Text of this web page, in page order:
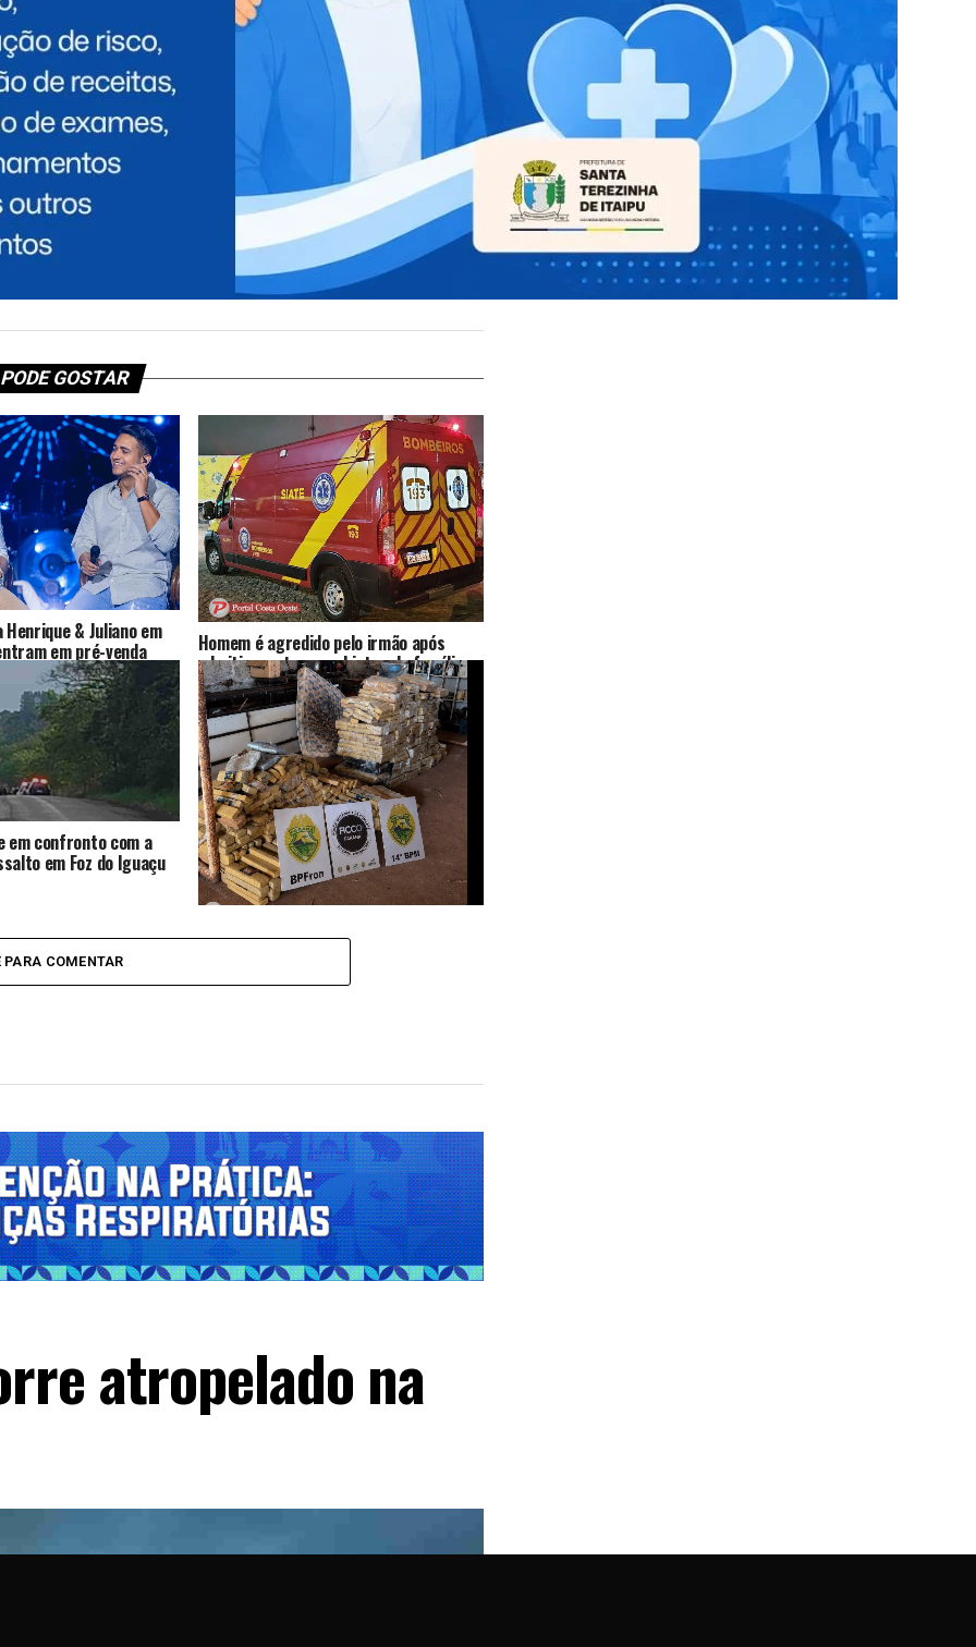
Cachorrinha do PR sumida por 22 dias
depois de acidente de carro com tutor é
encontrada após campanha da família nas
GOSTAR
& Juliano em
em pré-venda
será em outubro
Homem é agredido pelo irmão após
admitir que trocou objetos da família
por drogas
em confronto com a
em Foz do Iguaçu
Operação integrada apreende mais de
em Medianeira
PARA COMENTAR
atropelado na